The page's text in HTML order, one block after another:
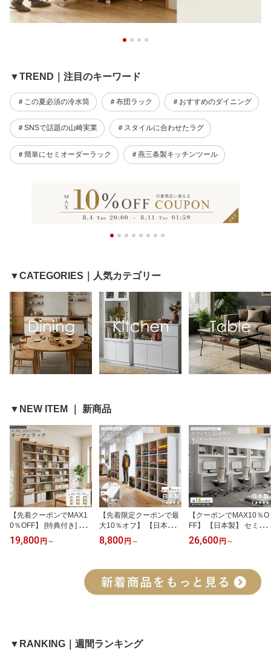
▼TREND｜注目のキーワード
＃この夏必須の冷水筒 ＃布団ラック ＃おすすめのダイニング
＃SNSで話題の山崎実業 ＃スタイルに合わせたラグ
＃簡単にセミオーダーラック ＃燕三条製キッチンツール
▼CATEGORIES｜人気カテゴリー
▼NEW ITEM ｜ 新商品
【先着クーポンでMAX1
0％OFF】 [特典付き] オ
ープンラック 本棚 大型
高さ200cm 幅50 70 90c
0 木製 スリム 薄型 ハイ
タイプ 書棚 シェルフ 飾
19,800 円 ～
【先着限定クーポンで最
大10％オフ】 【日本
製】 セミオーダー グリ
ッドラック 本棚 書棚 オ
納棚 ディスプレイラック
フラップ扉 可動棚 A4収
納 ファイル収納 レコー
ド収納 見せる収納 低ホ
8,800 円 ～
【クーポンでMAX10％O
FF】 【日本製】 セミオ
ーダーデスク パソコンデ
スク 収納付き 幅60 幅75
5 高さ180 学習机 ワーク
デスク オフィスデスク
ラック付きデスク 国産
木製 省スペース 北欧 書
26,600 円 ～
▼RANKING｜週間ランキング